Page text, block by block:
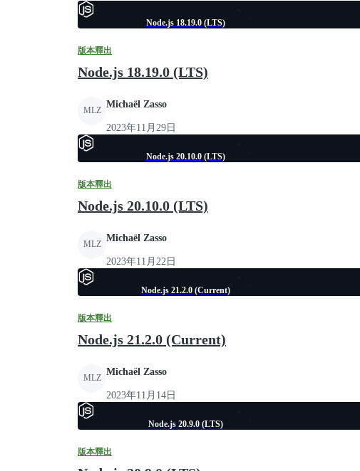
Node.js 18.19.0 (LTS)
版本釋出
Node.js 18.19.0 (LTS)
MLZ
Michaël Zasso
2023年11月29日
Node.js 20.10.0 (LTS)
版本釋出
Node.js 20.10.0 (LTS)
MLZ
Michaël Zasso
2023年11月22日
Node.js 21.2.0 (Current)
版本釋出
Node.js 21.2.0 (Current)
MLZ
Michaël Zasso
2023年11月14日
Node.js 20.9.0 (LTS)
版本釋出